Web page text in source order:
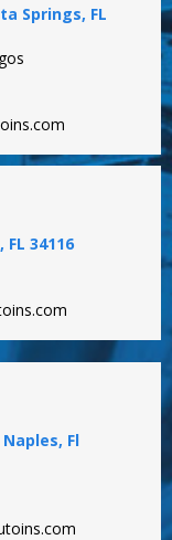
Springs, FL
34116
Fl